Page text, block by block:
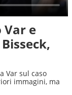
e
Var sul caso
immagini, ma